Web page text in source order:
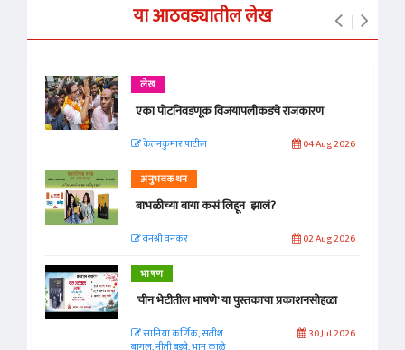
या आठवड्यातील लेख
लेख
एका पोटनिवडणूक विजयापलीकडचे राजकारण
केतनकुमार पाटील 04 Aug 2026
अनुभवकथन
बाभळीच्या बाया कसं लिहून झालं?
वनश्री वनकर 02 Aug 2026
भाषण
'चीन भेटीतील भाषणे' या पुस्तकाचा प्रकाशनसोहळा
सानिया कर्णिक, सतीश
30 Jul 2026